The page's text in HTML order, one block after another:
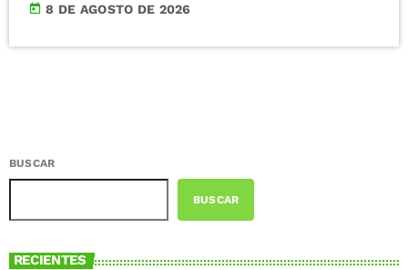
today 8 DE AGOSTO DE 2026
BUSCAR
BUSCAR
RECIENTES